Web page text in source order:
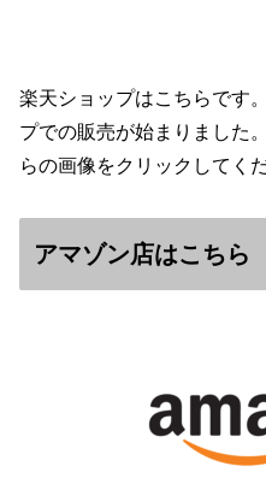
楽天ショップはこちらです
プでの販売が始まりました
らの画像をクリックしてく
アマゾン店はこちら